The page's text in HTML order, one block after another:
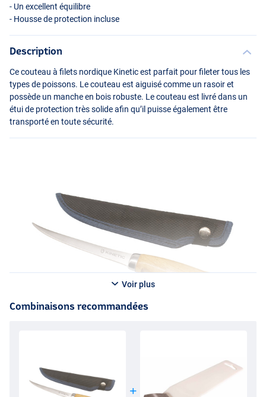
- Un excellent équilibre
- Housse de protection incluse
Description
Ce couteau à filets nordique Kinetic est parfait pour fileter tous les
types de poissons. Le couteau est aiguisé comme un rasoir et
possède un manche en bois robuste. Le couteau est livré dans un
étui de protection très solide afin qu’il puisse également être
transporté en toute sécurité.
Voir plus
Combinaisons recommandées